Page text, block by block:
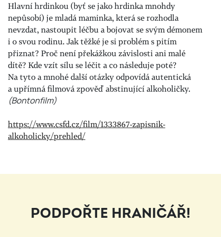
Hlavní hrdinkou (byť se jako hrdinka mnohdy
nepůsobí) je mladá maminka, která se rozhodla
nevzdat, nastoupit léčbu a bojovat se svým démonem
i o svou rodinu. Jak těžké je si problém s pitím
přiznat? Proč není překážkou závislosti ani malé
dítě? Kde vzít sílu se léčit a co následuje poté?
Na tyto a mnohé další otázky odpovídá autentická
a upřímná filmová zpověď abstinující alkoholičky.
(Bontonfilm)
https://www.csfd.cz/film/1333867-zapisnik-
alkoholicky/prehled/
PODPOŘTE HRANIČÁŘ!